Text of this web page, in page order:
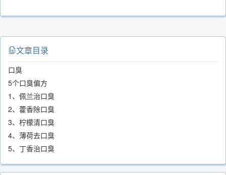
文章目录
口臭
5个口臭偏方
1、佩兰治口臭
2、藿香除口臭
3、柠檬清口臭
4、薄荷去口臭
5、丁香治口臭